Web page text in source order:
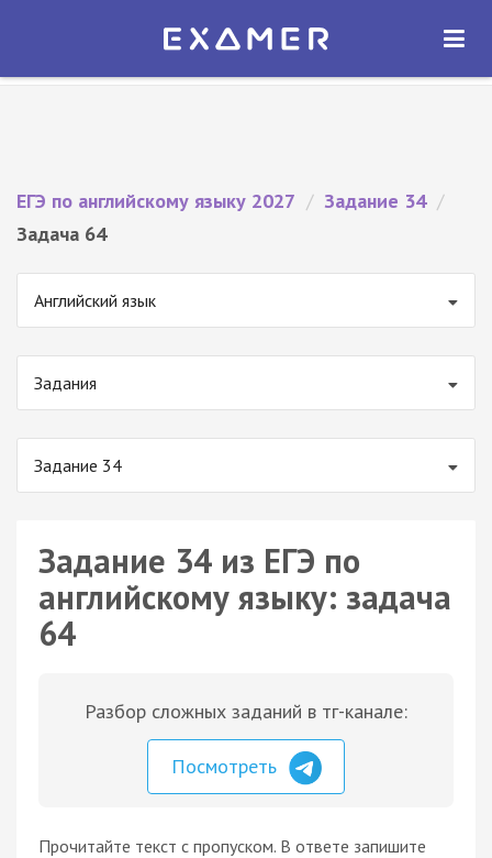
Экзамер — ЕГЭ 2027
ОТКРЫТЬ
ЕГЭ по английскому языку 2027 / Задание 34 /
Задача 64
Английский язык
Задания
Задание 34
Задание 34 из ЕГЭ по
английскому языку: задача
64
Разбор сложных заданий в тг-канале:
Посмотреть
Прочитайте текст с пропуском. В ответе запишите